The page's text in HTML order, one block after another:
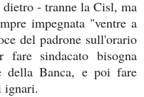
- tranne la Cisl, ma
impegnata "ventre a
del padrone sull'orario
fare sindacato bisogna
della Banca, e poi fare
ignari.